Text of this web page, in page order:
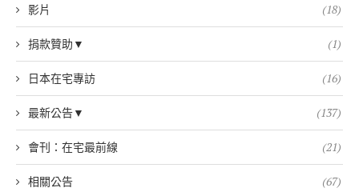
影片 (18)
捐款贊助▼ (1)
日本在宅專訪 (16)
最新公告▼ (137)
會刊：在宅最前線 (21)
相關公告 (67)